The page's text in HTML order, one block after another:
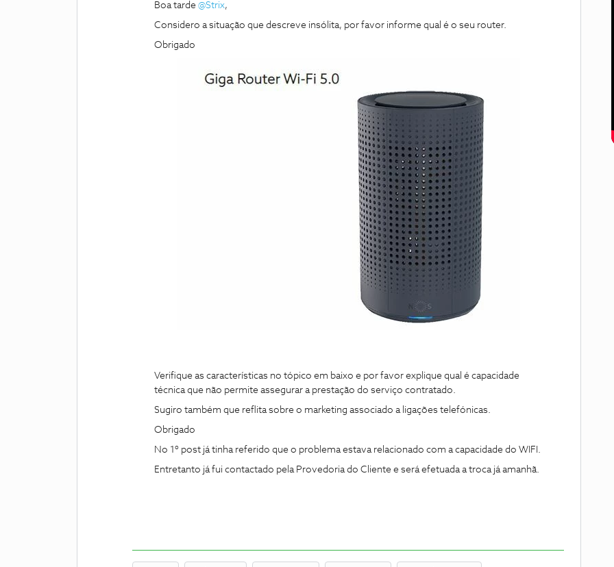
Boa tarde @Strix,
Considero a situação que descreve insólita, por favor informe qual é o seu router.
Obrigado
Verifique as características no tópico em baixo e por favor explique qual é capacidade
técnica que não permite assegurar a prestação do serviço contratado.
Sugiro também que reflita sobre o marketing associado a ligações telefónicas.
Obrigado
No 1º post já tinha referido que o problema estava relacionado com a capacidade do WIFI.
Entretanto já fui contactado pela Provedoria do Cliente e será efetuada a troca já amanhã.